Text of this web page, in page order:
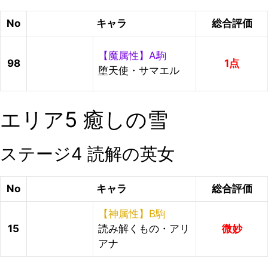
No キャラ 総合評価
98
【魔属性】A駒
堕天使・サマエル
1点
エリア5 癒しの雪
ステージ4 読解の英女
No キャラ 総合評価
15
【神属性】B駒
読み解くもの・アリ
アナ
微妙